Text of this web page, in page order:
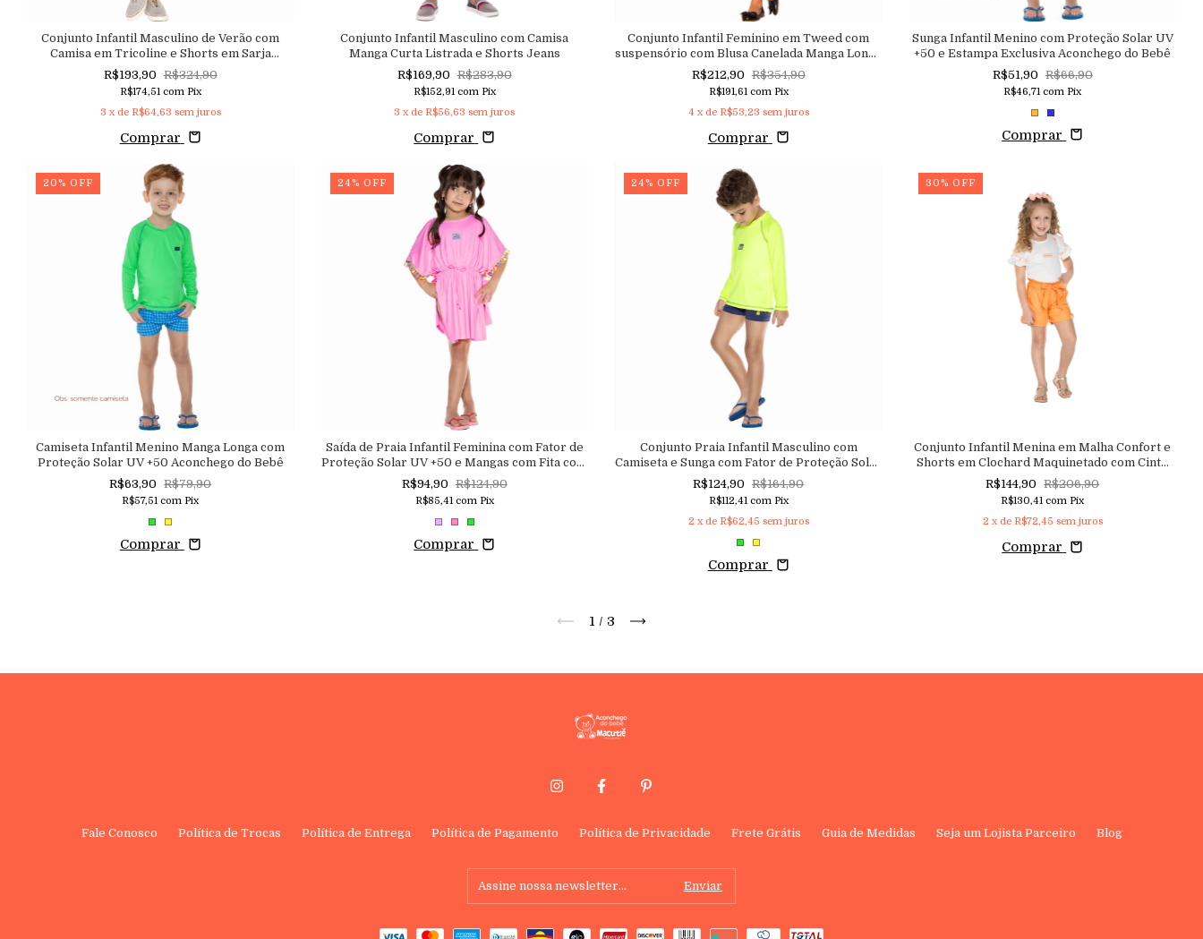
Conjunto Infantil Masculino de Verão com
Camisa em Tricoline e Shorts em Sarja
Macutie
R$193,90 R$324,90
R$174,51 com Pix
3 x de R$64,63 sem juros
Comprar
Conjunto Infantil Masculino com Camisa
Manga Curta Listrada e Shorts Jeans
R$169,90 R$283,90
R$152,91 com Pix
3 x de R$56,63 sem juros
Comprar
Conjunto Infantil Feminino em Tweed com
suspensório com Blusa Canelada Manga Longa
com Detalhe de Tule Macutie
R$212,90 R$354,90
R$191,61 com Pix
4 x de R$53,23 sem juros
Comprar
Sunga Infantil Menino com Proteção Solar UV
+50 e Estampa Exclusiva Aconchego do Bebê
R$51,90 R$66,90
R$46,71com Pix
Comprar
20 % OFF
Camiseta Infantil Menino Manga Longa com
Proteção Solar UV +50 Aconchego do Bebê
R$63,90
R$79,90
R$57,51com Pix
Comprar
24 % OFF
Saída de Praia Infantil Feminina com Fator de
Proteção Solar UV +50 e Mangas com Fita com
Barbicachos Coloridos Macutie
R$94,90 R$124,90
R$85,41 com Pix
Comprar
24 % OFF
Conjunto Praia Infantil Masculino com
Camiseta e Sunga com Fator de Proteção Solar
UV +50 Macutie
R$124,90 R$164,90
R$112,41 com Pix
2 x de R$62,45 sem juros
Comprar
30 % OFF
Conjunto Infantil Menina em Malha Confort e
Shorts em Clochard Maquinetado com Cinto
Aconchego do Bebê
R$144,90 R$206,90
R$130,41com Pix
2 x de R$72,45 sem juros
Comprar
1 / 3
Fale Conosco Política de Trocas Política de Entrega Política de Pagamento Política de Privacidade Frete Grátis Guia de Medidas Seja um Lojista Parceiro Blog